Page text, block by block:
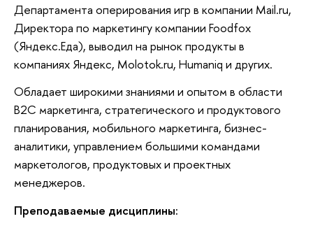
Департамента оперирования игр в компании Mail.ru,
Директора по маркетингу компании Foodfox
(Яндекс.Еда), выводил на рынок продукты в
компаниях Яндекс, Molotok.ru, Humaniq и других.
Обладает широкими знаниями и опытом в области
B2C маркетинга, стратегического и продуктового
планирования, мобильного маркетинга, бизнес-
аналитики, управлением большими командами
маркетологов, продуктовых и проектных
менеджеров.
Преподаваемые дисциплины: